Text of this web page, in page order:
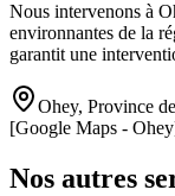
Nous intervenons à
environnantes de la
garantit une
Ohey, Province
[Google Maps - Ohey
Nos autres